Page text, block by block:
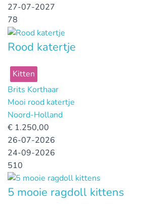
27-07-2027
78
Rood katertje
Kitten
Brits Korthaar
Mooi rood katertje
Noord-Holland
€ 1.250,00
26-07-2026
24-09-2026
510
5 mooie ragdoll kittens